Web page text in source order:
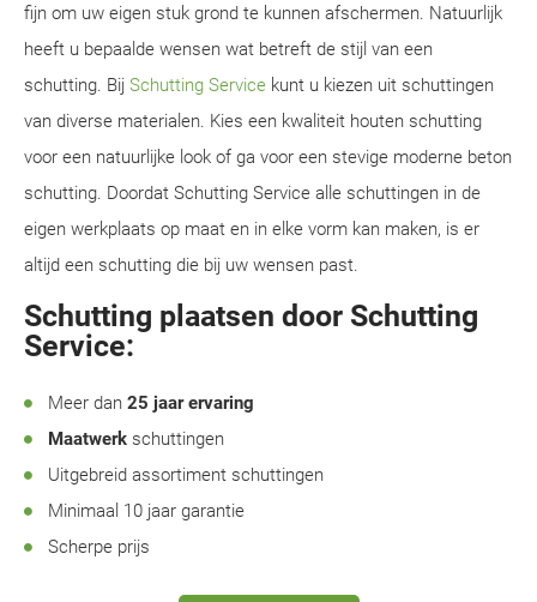
fijn om uw eigen stuk grond te kunnen afschermen. Natuurlijk
heeft u bepaalde wensen wat betreft de stijl van een
schutting. Bij Schutting Service kunt u kiezen uit schuttingen
van diverse materialen. Kies een kwaliteit houten schutting
voor een natuurlijke look of ga voor een stevige moderne beton
schutting. Doordat Schutting Service alle schuttingen in de
eigen werkplaats op maat en in elke vorm kan maken, is er
altijd een schutting die bij uw wensen past.
Schutting plaatsen door Schutting
Service:
Meer dan 25 jaar ervaring
Maatwerk schuttingen
Uitgebreid assortiment schuttingen
Minimaal 10 jaar garantie
Scherpe prijs